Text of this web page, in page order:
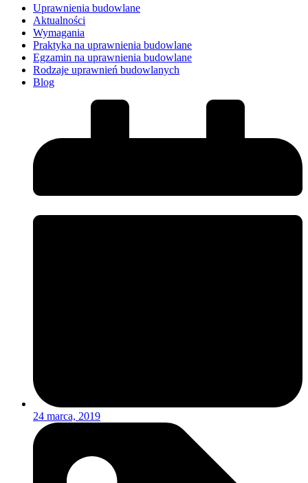
Uprawnienia budowlane
Aktualności
Wymagania
Praktyka na uprawnienia budowlane
Egzamin na uprawnienia budowlane
Rodzaje uprawnień budowlanych
Blog
24 marca, 2019